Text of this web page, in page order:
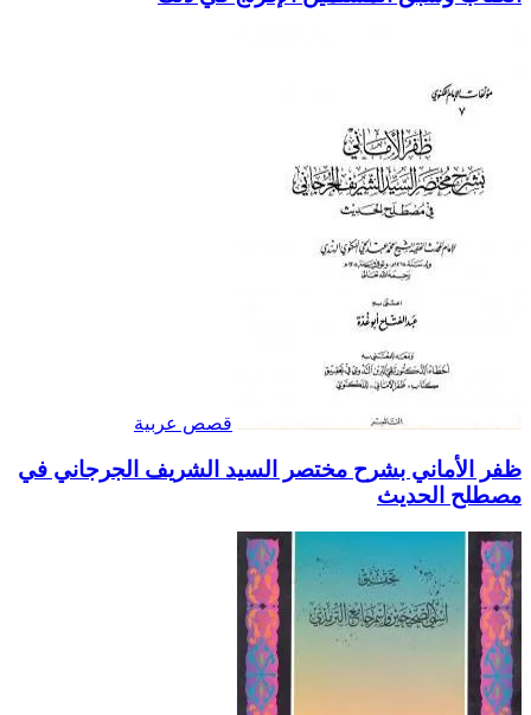
قصص عربية
ظفر الأماني بشرح مختصر السيد الشريف الجرجاني في
مصطلح الحديث